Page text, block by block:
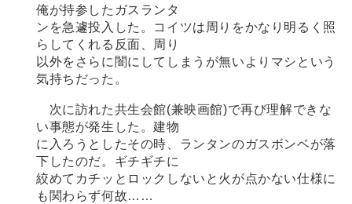
俺が持参したガスランタ
ンを急遽投入した。コイツは周りをかなり明るく照
らしてくれる反面、周り
以外をさらに闇にしてしまうが無いよりマシという
気持ちだった。
次に訪れた共生会館(兼映画館)で再び理解できな
い事態が発生した。建物
に入ろうとしたその時、ランタンのガスボンベが落
下したのだ。ギチギチに
絞めてカチッとロックしないと火が点かない仕様に
も関わらず何故……